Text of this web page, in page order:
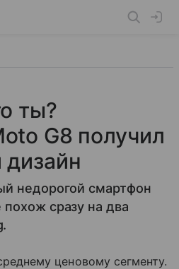
ты?
G8 получил
недорогой смартфон
сразу на два
ценовому сегменту.